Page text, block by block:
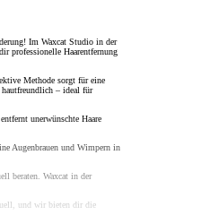
Im Waxcat Studio in der
professionelle Haarentfernung
Methode sorgt für eine
– ideal für
unerwünschte Haare
Augenbrauen und Wimpern in
beraten. Waxcat in der
und wir bieten dir die